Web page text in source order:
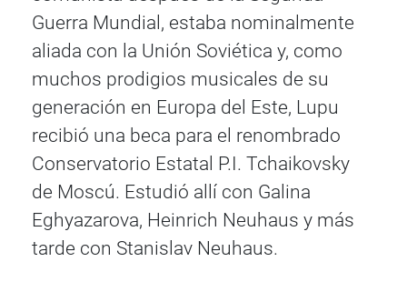
Guerra Mundial, estaba nominalmente
aliada con la Unión Soviética y, como
muchos prodigios musicales de su
generación en Europa del Este, Lupu
recibió una beca para el renombrado
Conservatorio Estatal P.I. Tchaikovsky
de Moscú. Estudió allí con Galina
Eghyazarova, Heinrich Neuhaus y más
tarde con Stanislav Neuhaus.